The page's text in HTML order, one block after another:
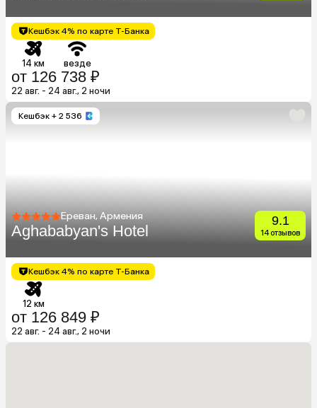
Кешбэк 4% по карте Т-Банка
14 км везде
от 126 738 ₽
22 авг. - 24 авг., 2 ночи
Кешбэк + 2 536
Ереван, Армения
Aghababyan's Hotel
9.1
14 отзывов
Кешбэк 4% по карте Т-Банка
12 км
от 126 849 ₽
22 авг. - 24 авг., 2 ночи